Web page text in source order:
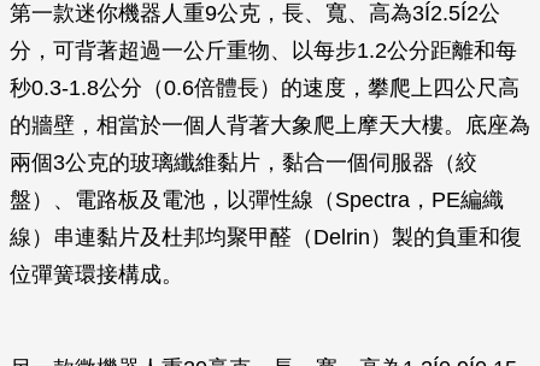
第一款迷你機器人重9公克，長、寬、高為3Í2.5Í2公
分，可背著超過一公斤重物、以每步1.2公分距離和每
秒0.3-1.8公分（0.6倍體長）的速度，攀爬上四公尺高
的牆壁，相當於一個人背著大象爬上摩天大樓。底座為
兩個3公克的玻璃纖維黏片，黏合一個伺服器（絞
盤）、電路板及電池，以彈性線（Spectra，PE編織
線）串連黏片及杜邦均聚甲醛（Delrin）製的負重和復
位彈簧環接構成。